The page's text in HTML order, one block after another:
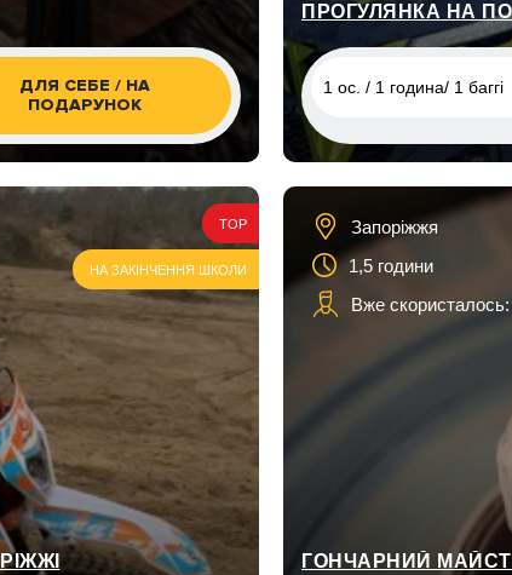
ДЛЯ СЕБЕ / НА
ПОДАРУНОК
ПРОГУЛЯНКА НА
1 ос. / 1 година/ 1 баггі
1 ос. / 1 година/ 1 баггі
2 ос. / 1 година/ 1 баггі
2 ос. / 1 год/ 1 баггі /
дитина
TOP
НА ЗАКІНЧЕННЯ ШКОЛИ
Запоріжжя
1,5 години
Вже скористалось:
ГОНЧАРНИЙ